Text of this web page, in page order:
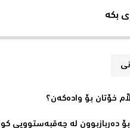
بکە
خۆتان بۆ وادەکەن؟‌
دەربازبوون لە چەقبەستوویى